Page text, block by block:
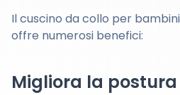
Il cuscino da collo per
offre numerosi benefici:
Migliora la